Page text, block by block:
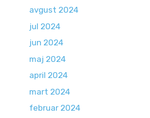
avgust 2024
jul 2024
jun 2024
maj 2024
april 2024
mart 2024
februar 2024